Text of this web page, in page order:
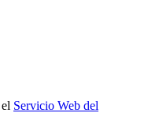
Servicio Web del